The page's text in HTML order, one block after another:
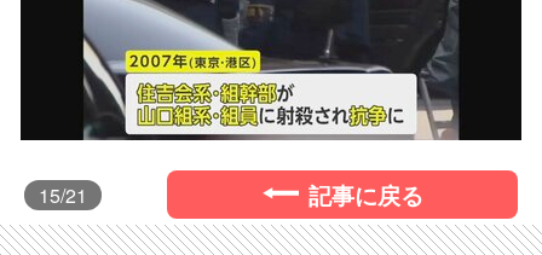
15/21 記事に戻る